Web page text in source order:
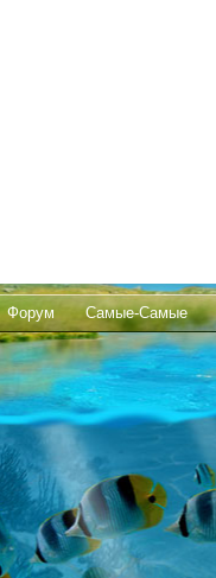
Форум Самые-Самые